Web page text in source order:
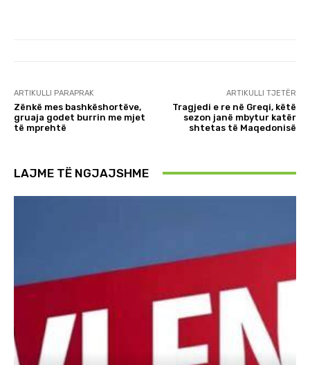
ARTIKULLI PARAPRAK
Zënkë mes bashkëshortëve,
gruaja godet burrin me mjet
të mprehtë
ARTIKULLI TJETËR
Tragjedi e re në Greqi, këtë
sezon janë mbytur katër
shtetas të Maqedonisë
LAJME TË NGJAJSHME